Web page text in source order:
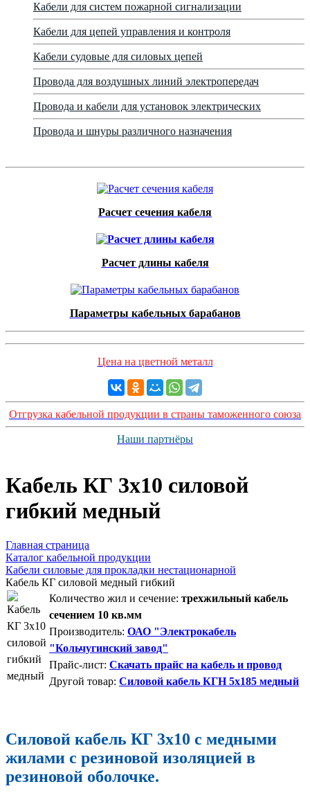
Кабели для систем пожарной сигнализации
Кабели для цепей управления и контроля
Кабели судовые для силовых цепей
Провода для воздушных линий электропередач
Провода и кабели для установок электрических
Провода и шнуры различного назначения
Расчет сечения кабеля
Расчет длины кабеля
Параметры кабельных барабанов
Цена на цветной металл
Отгрузка кабельной продукции в страны таможенного союза
Наши партнёры
Кабель КГ 3х10 силовой
гибкий медный
Главная страница
Каталог кабельной продукции
Кабели силовые для прокладки нестационарной
Кабель КГ силовой медный гибкий
Количество жил и сечение: трехжильный кабель
сечением 10 кв.мм
Производитель: ОАО "Электрокабель
"Кольчугинский завод"
Прайс-лист: Скачать прайс на кабель и провод
Другой товар: Силовой кабель КГН 5x185 медный
Силовой кабель КГ 3х10 с медными
жилами с резиновой изоляцией в
резиновой оболочке.